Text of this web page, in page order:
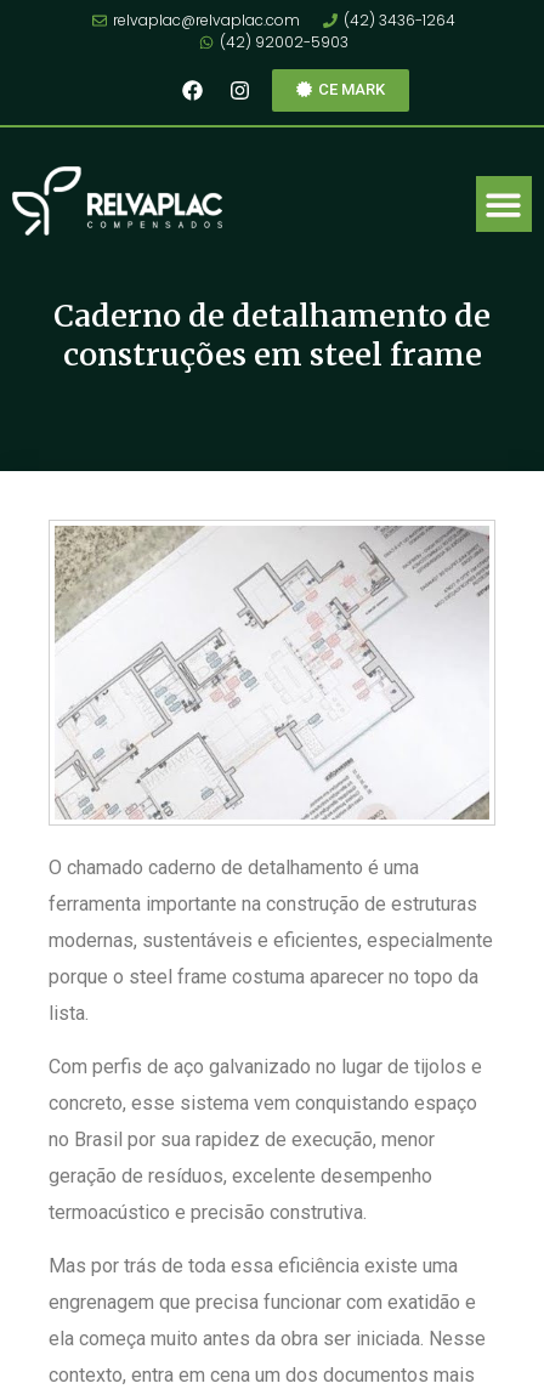
relvaplac@relvaplac.com
(42) 3436-1264
(42) 92002-5903
CE MARK
Caderno de detalhamento de
construções em steel frame
O chamado caderno de detalhamento é uma
ferramenta importante na construção de estruturas
modernas, sustentáveis e eficientes, especialmente
porque o steel frame costuma aparecer no topo da
lista.
Com perfis de aço galvanizado no lugar de tijolos e
concreto, esse sistema vem conquistando espaço
no Brasil por sua rapidez de execução, menor
geração de resíduos, excelente desempenho
termoacústico e precisão construtiva.
Mas por trás de toda essa eficiência existe uma
engrenagem que precisa funcionar com exatidão e
ela começa muito antes da obra ser iniciada. Nesse
contexto, entra em cena um dos documentos mais